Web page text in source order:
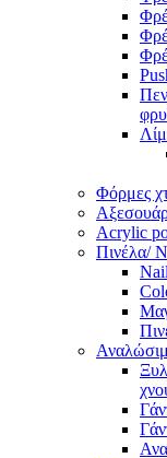
Φόρμες
Acrylic
Πινέλα/